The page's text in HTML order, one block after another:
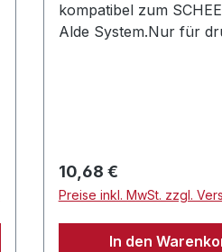
kompatibel zum
Alde System.Nur für
Regulärer Preis:
10,68 €
Preise inkl. MwSt. zzgl.
In den